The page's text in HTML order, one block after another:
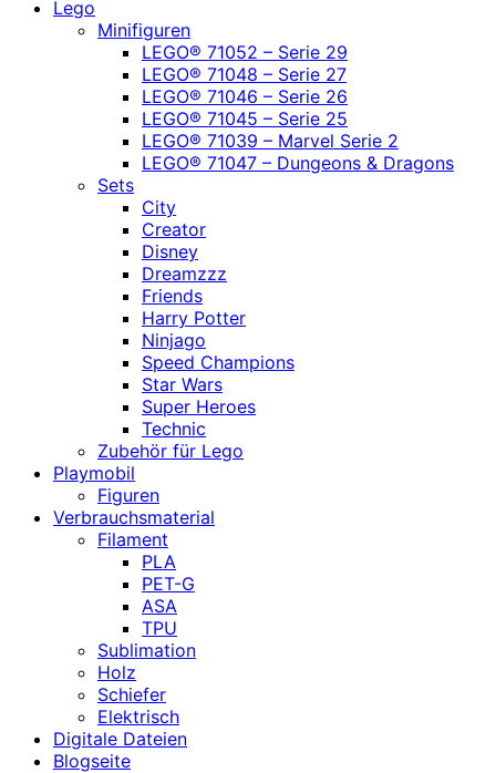
Lego
Minifiguren
LEGO® 71052 – Serie 29
LEGO® 71048 – Serie 27
LEGO® 71046 – Serie 26
LEGO® 71045 – Serie 25
LEGO® 71039 – Marvel Serie 2
LEGO® 71047 – Dungeons & Dragons
Sets
City
Creator
Disney
Dreamzzz
Friends
Harry Potter
Ninjago
Speed Champions
Star Wars
Super Heroes
Technic
Zubehör für Lego
Playmobil
Figuren
Verbrauchsmaterial
Filament
PLA
PET-G
ASA
TPU
Sublimation
Holz
Schiefer
Elektrisch
Digitale Dateien
Blogseite